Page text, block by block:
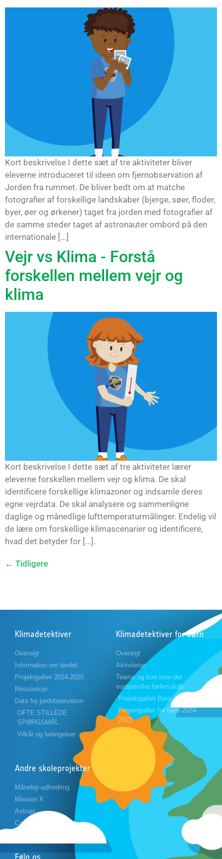
Kort beskrivelse I dette sæt af tre aktiviteter bliver
eleverne introduceret til ideen om fjernobservation af
Jorden fra rummet. De bliver bedt om at matche
fotografier af forskellige landskaber (bjerge, søer, floder,
byer, øer og ørkener) taget fra jorden med fotografier af
de samme steder taget af astronauter ombord på den
internationale [...]
Vejr vs Klima - Forstå
forskellen mellem vejr og
klima
Kort beskrivelse I dette sæt af tre aktiviteter lærer
eleverne forskellen mellem vejr og klima. De skal
identificere forskellige klimazoner og indsamle deres
egne vejrdata. De skal analysere og sammenligne
daglige og månedlige lufttemperaturmålinger. Endelig vil
de lære om forskellige klimascenarier og identificere,
hvad det betyder for [...].
← Tidligere
Klimadetektiver
Oversigt
Information om landet
Projektgalleri 2024-2025
Ressourcer
Data fra jordobservation
OFTE STILLEDE
SPØRGSMÅL
Vilkår og betingelser
Klimadetektiver for børn
Oversigt
Aktiviteter
Teams og kort over det
europæiske fællesskab
Projektgalleri Børn 2023-2024
Projektgalleri for børn 2024-
2025
Andre skoleprojekter
Månelejr-udfordring
Mission X
Astropi
Cansat